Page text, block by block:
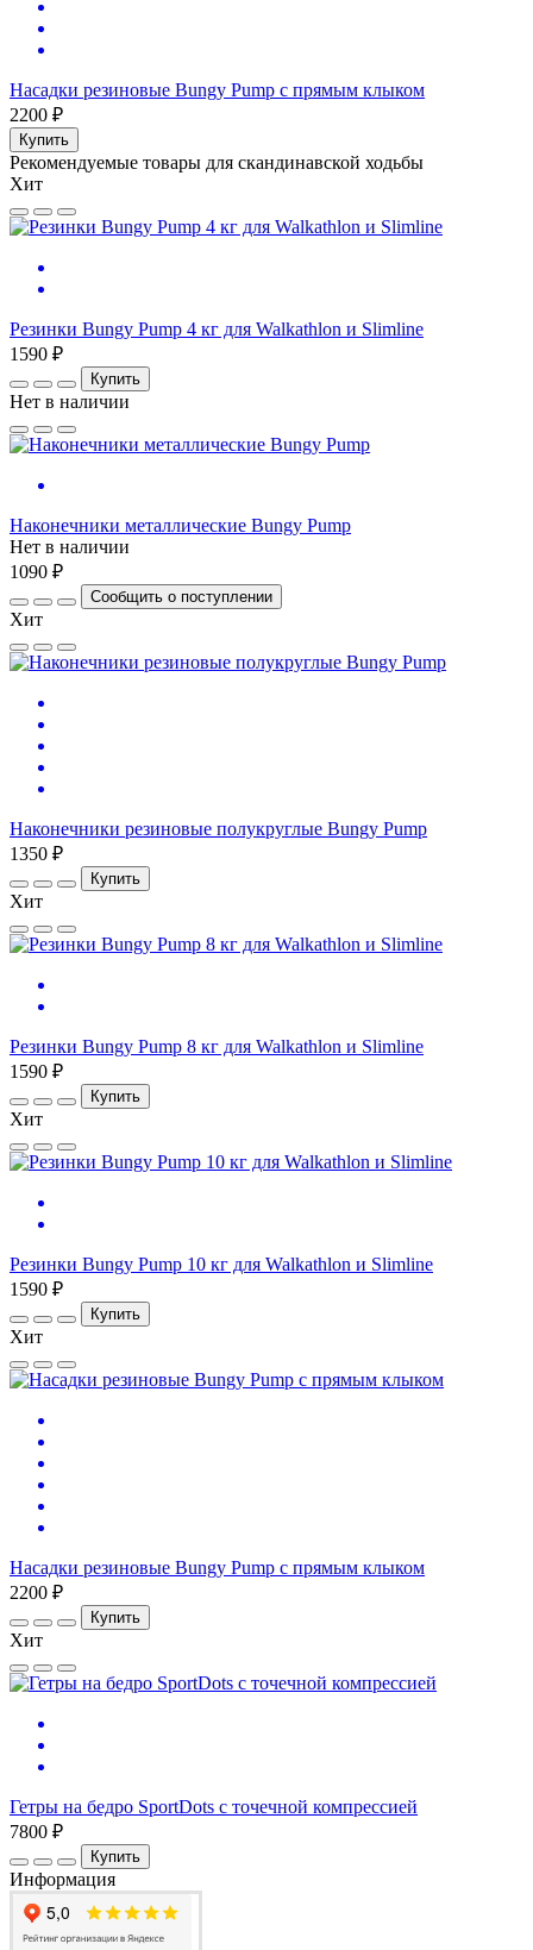
Насадки резиновые Bungy Pump с прямым клыком
2200 ₽
Купить
Рекомендуемые товары для скандинавской ходьбы
Хит
Резинки Bungy Pump 4 кг для Walkathlon и Slimline
1590 ₽
Купить
Нет в наличии
Наконечники металлические Bungy Pump
Нет в наличии
1090 ₽
Сообщить о поступлении
Хит
Наконечники резиновые полукруглые Bungy Pump
1350 ₽
Купить
Хит
Резинки Bungy Pump 8 кг для Walkathlon и Slimline
1590 ₽
Купить
Хит
Резинки Bungy Pump 10 кг для Walkathlon и Slimline
1590 ₽
Купить
Хит
Насадки резиновые Bungy Pump с прямым клыком
2200 ₽
Купить
Хит
Гетры на бедро SportDots с точечной компрессией
7800 ₽
Купить
Информация